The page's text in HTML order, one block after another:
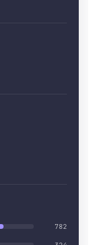
782